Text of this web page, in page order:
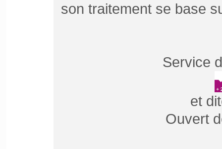
son traitement se base
Service
et
Ouvert